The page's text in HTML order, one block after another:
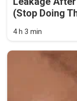
(Stop Doing
4 h 3 min